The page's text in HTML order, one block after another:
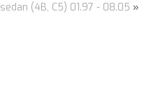
sedan (4B, C5) 01.97 - 08.05 »